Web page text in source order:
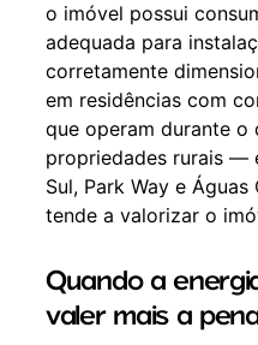
o imóvel possui
adequada para
corretamente
em residências com
que operam durante o
propriedades rurais —
Sul, Park Way e
tende a valorizar o
Quando a
valer mais a